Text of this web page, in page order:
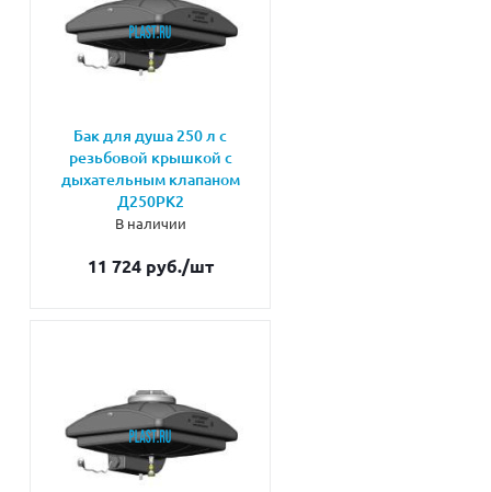
Бак для душа 250 л с
резьбовой крышкой с
дыхательным клапаном
Д250РК2
В наличии
11 724 руб./шт